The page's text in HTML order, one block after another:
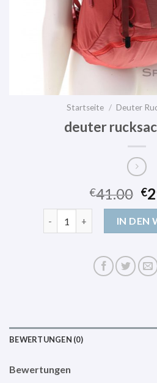
Startseite / Deuter
deuter
€41.00 €
IN DEN
BEWERTUNGEN (0)
Bewertungen